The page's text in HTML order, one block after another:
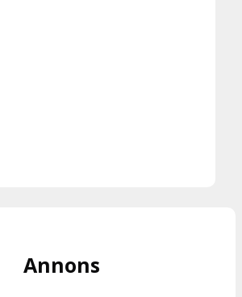
Annons